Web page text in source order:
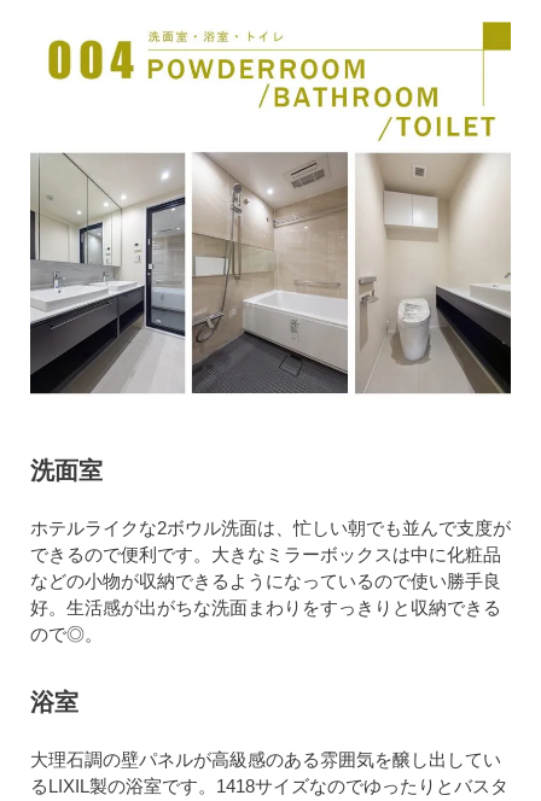
洗面室
ホテルライクな2ボウル洗面は、忙しい朝でも並んで支度が
できるので便利です。大きなミラーボックスは中に化粧品
などの小物が収納できるようになっているので使い勝手良
好。生活感が出がちな洗面まわりをすっきりと収納できる
ので◎。
浴室
大理石調の壁パネルが高級感のある雰囲気を醸し出してい
るLIXIL製の浴室です。1418サイズなのでゆったりとバスタ